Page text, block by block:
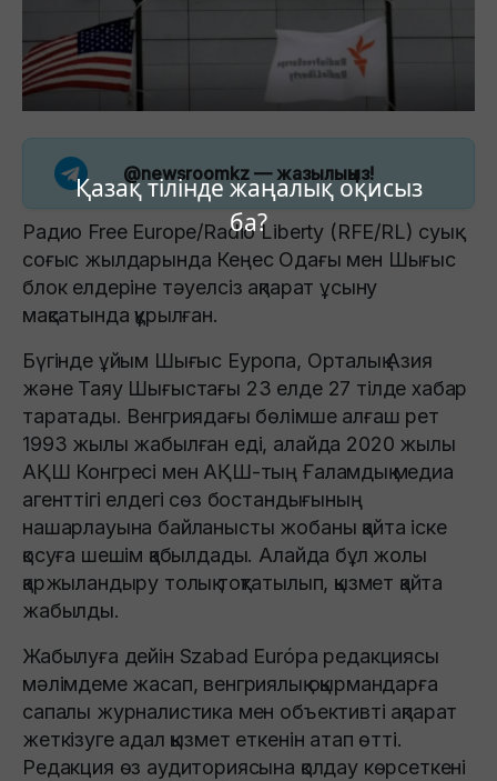
Қазақ тілінде жаңалық оқисыз
ба?
@newsroomkz — жазылыңыз!
Радио Free Europe/Radio Liberty (RFE/RL) суық
соғыс жылдарында Кеңес Одағы мен Шығыс
блок елдеріне тәуелсіз ақпарат ұсыну
мақсатында құрылған.
Бүгінде ұйым Шығыс Еуропа, Орталық Азия
және Таяу Шығыстағы 23 елде 27 тілде хабар
таратады. Венгриядағы бөлімше алғаш рет
1993 жылы жабылған еді, алайда 2020 жылы
АҚШ Конгресі мен АҚШ-тың Ғаламдық медиа
агенттігі елдегі сөз бостандығының
нашарлауына байланысты жобаны қайта іске
қосуға шешім қабылдады. Алайда бұл жолы
қаржыландыру толық тоқтатылып, қызмет қайта
жабылды.
Жабылуға дейін Szabad Európa редакциясы
мәлімдеме жасап, венгриялық оқырмандарға
сапалы журналистика мен объективті ақпарат
жеткізуге адал қызмет еткенін атап өтті.
Редакция өз аудиториясына қолдау көрсеткені